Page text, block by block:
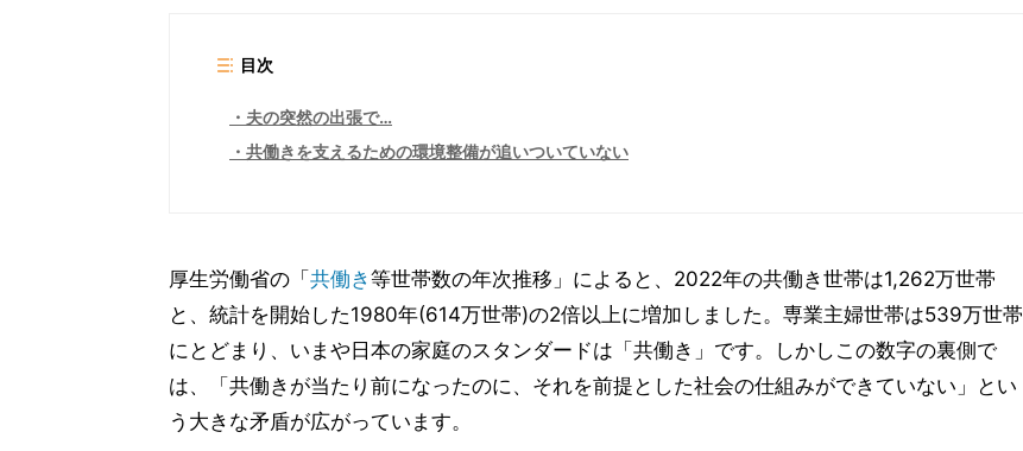
目次
夫の突然の出張で…
共働きを支えるための環境整備が追いついていない
厚生労働省の「 共働き等世帯数の年次推移」によると、2022年の共働き世帯は1,262万世帯
と、統計を開始した1980年(614万世帯)の2倍以上に増加しました。専業主婦世帯は539万世帯
にとどまり、いまや日本の家庭のスタンダードは「共働き」です。しかしこの数字の裏側で
は、「共働きが当たり前になったのに、それを前提とした社会の仕組みができていない」とい
う大きな矛盾が広がっています。